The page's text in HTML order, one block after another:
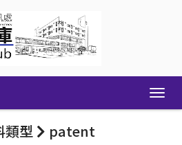
類型 patent